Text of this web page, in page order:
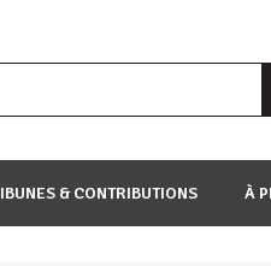
.Wewe uri ngaha
& CONTRIBUTIONS À